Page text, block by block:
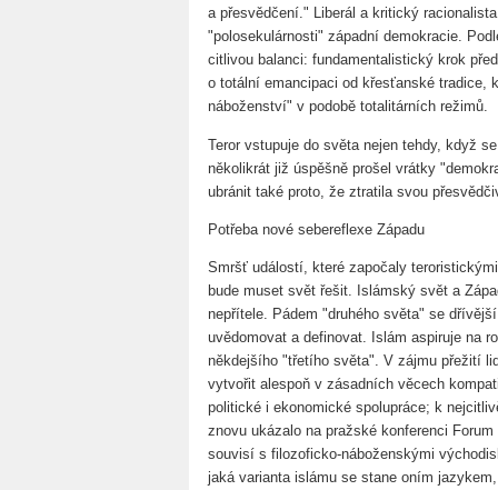
a přesvědčení." Liberál a kritický
"polosekulárnosti" západní demokracie.
citlivou balanci: fundamentalistický krok
o totální emancipaci od křesťanské tradice,
náboženství" v podobě totalitárních režimů.
Teror vstupuje do světa nejen tehdy, když
několikrát již úspěšně prošel vrátky
ubránit také proto, že ztratila svou
Potřeba nové sebereflexe Západu
Smršť událostí, které započaly
bude muset svět řešit. Islámský svět a
nepřítele. Pádem "druhého světa" se
uvědomovat a definovat. Islám aspiruje na
někdejšího "třetího světa". V zájmu přežití
vytvořit alespoň v zásadních věcech
politické i ekonomické spolupráce; k
znovu ukázalo na pražské konferenci
souvisí s filozoficko-náboženskými
jaká varianta islámu se stane oním